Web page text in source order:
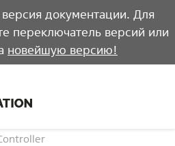
документации. Для
переключатель версий или
новейшую версию!